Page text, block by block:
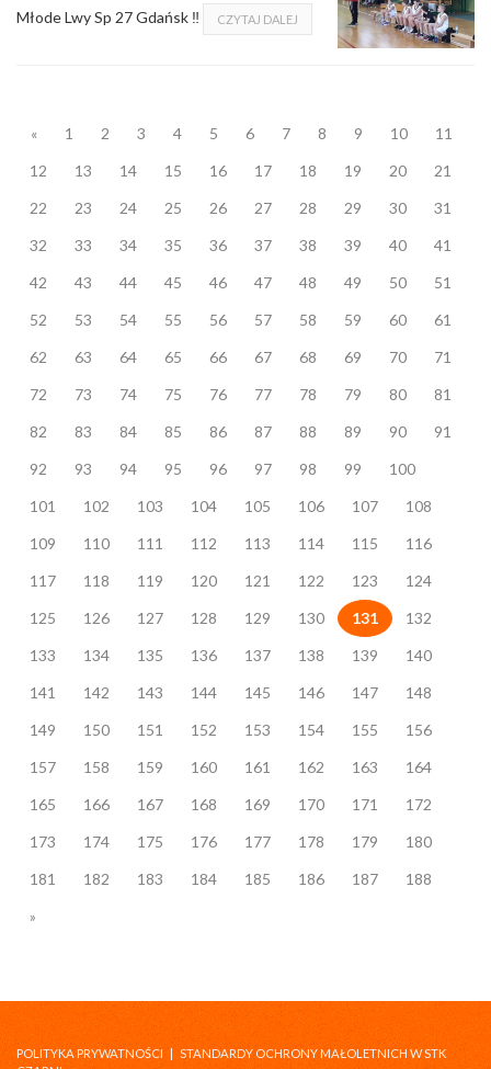
Młode Lwy Sp 27 Gdańsk ‼
CZYTAJ DALEJ
« 1 2 3 4 5 6 7 8 9 10
11
12
13 14 15 16 17 18 19 20
21
22
23 24 25 26 27 28 29 30
31
32
33 34 35 36 37 38 39 40
41
42
43 44 45 46 47 48 49 50
51
52
53 54 55 56 57 58 59 60
61
62
63 64 65 66 67 68 69 70
71
72
73 74 75 76 77 78 79 80
81
82
83 84 85 86 87 88 89 90
91
92
93 94 95 96 97 98 99
100
101
102 103 104 105 106 107
108
109
110 111 112 113 114 115
116
117
118 119 120 121 122 123
124
125
126 127 128 129 130 131
132
133
134 135 136 137 138 139
140
141
142 143 144 145 146 147
148
149
150 151 152 153 154 155
156
157
158 159 160 161 162 163
164
165
166 167 168 169 170 171
172
173
174 175 176 177 178 179
180
181
182 183 184 185 186 187
188
»
POLITYKA PRYWATNOŚCI | STANDARDY OCHRONY MAŁOLETNICH W STK